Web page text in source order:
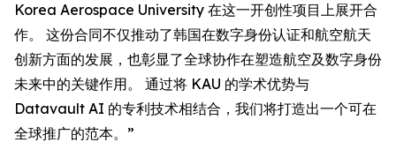
Korea Aerospace University 在这一开创性项目上展开合
作。 这份合同不仅推动了韩国在数字身份认证和航空航天
创新方面的发展，也彰显了全球协作在塑造航空及数字身份
未来中的关键作用。 通过将 KAU 的学术优势与
Datavault AI 的专利技术相结合，我们将打造出一个可在
全球推广的范本。”